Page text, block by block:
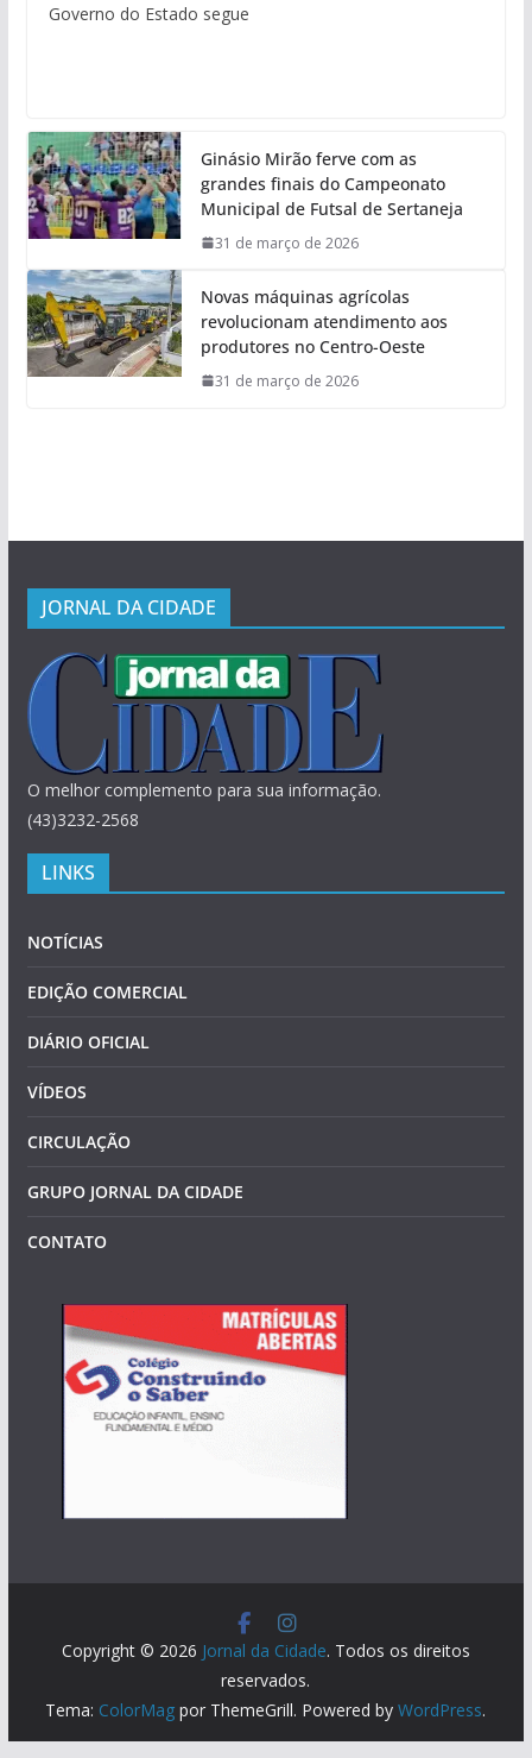
Governo do Estado segue
Ginásio Mirão ferve com as
grandes finais do Campeonato
Municipal de Futsal de Sertaneja
31 de março de 2026
Novas máquinas agrícolas
revolucionam atendimento aos
produtores no Centro-Oeste
31 de março de 2026
JORNAL DA CIDADE
O melhor complemento para sua informação.
(43)3232-2568
LINKS
NOTÍCIAS
EDIÇÃO COMERCIAL
DIÁRIO OFICIAL
VÍDEOS
CIRCULAÇÃO
GRUPO JORNAL DA CIDADE
CONTATO
Copyright © 2026 Jornal da Cidade. Todos os direitos
reservados.
Tema: ColorMag por ThemeGrill. Powered byWordPress.